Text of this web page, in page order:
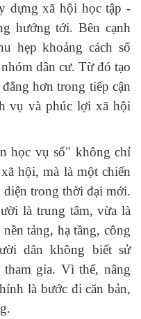
dựng xã hội học tập -
hướng tới. Bên cạnh
hẹp khoảng cách số
dân cư. Từ đó tạo
hơn trong tiếp cận
vụ và phúc lợi xã hội
học vụ số" không chỉ
hội, mà là một chiến
trong thời đại mới.
là trung tâm, vừa là
tảng, hạ tầng, công
dân không biết sử
gia. Vì thế, nâng
là bước đi căn bản,